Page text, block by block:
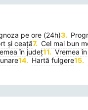
pe ore (24h)
și ceață Cel mai bun
în județ Vremea
Hartă fulgere